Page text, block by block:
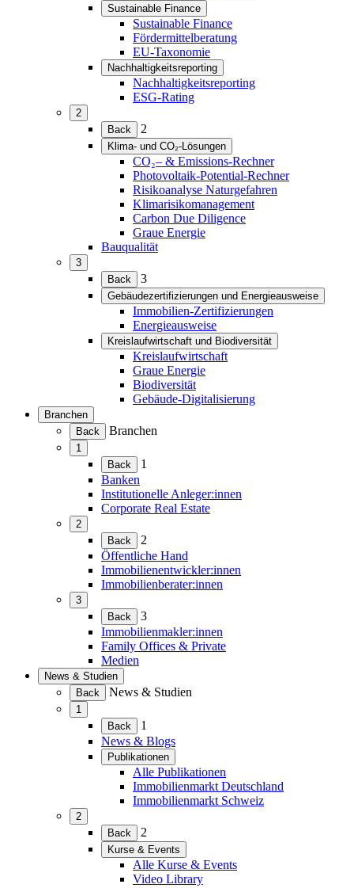
Sustainable Finance
(Menü
erweitern)
Sustainable Finance
Fördermittelberatung
EU-Taxonomie
Nachhaltigkeitsreporting
(Menü
erweitern)
Nachhaltigkeitsreporting
ESG-Rating
2
(Menü
erweitern)
Back 2
Klima- und CO₂-Lösungen
(Menü
erweitern)
CO₂– & Emissions-Rechner
Photovoltaik-Potential-Rechner
Risikoanalyse Naturgefahren
Klimarisikomanagement
Carbon Due Diligence
Graue Energie
Bauqualität
3
(Menü
erweitern)
Back 3
Gebäudezertifizierungen und Energieausweise
(Menü
erweitern)
Immobilien-Zertifizierungen
Energieausweise
Kreislaufwirtschaft und Biodiversität
(Menü
erweitern)
Kreislaufwirtschaft
Graue Energie
Biodiversität
Gebäude-Digitalisierung
Branchen
(Menü
erweitern)
Back Branchen
1
(Menü
erweitern)
Back
1
Banken
Institutionelle Anleger:innen
Corporate Real Estate
2
(Menü
erweitern)
Back
2
Öffentliche Hand
Immobilienentwickler:innen
Immobilienberater:innen
3
(Menü
erweitern)
Back
3
Immobilienmakler:innen
Family Offices & Private
Medien
News & Studien
(Menü
erweitern)
Back News & Studien
1
(Menü
erweitern)
Back
1
News & Blogs
Publikationen
(Menü
erweitern)
Alle Publikationen
Immobilienmarkt Deutschland
Immobilienmarkt Schweiz
2
(Menü
erweitern)
Back 2
Kurse & Events
(Menü
erweitern)
Alle Kurse & Events
Video Library